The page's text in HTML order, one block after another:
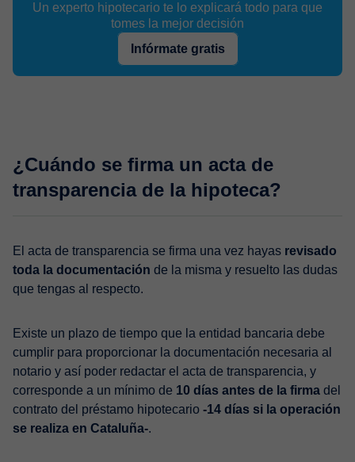
Un experto hipotecario te lo explicará todo para que
tomes la mejor decisión
Infórmate gratis
¿Cuándo se firma un acta de
transparencia de la hipoteca?
El acta de transparencia se firma una vez hayas revisado
toda la documentación de la misma y resuelto las dudas
que tengas al respecto.
Existe un plazo de tiempo que la entidad bancaria debe
cumplir para proporcionar la documentación necesaria al
notario y así poder redactar el acta de transparencia, y
corresponde a un mínimo de 10 días antes de la firma del
contrato del préstamo hipotecario -14 días si la operación
se realiza en Cataluña-.